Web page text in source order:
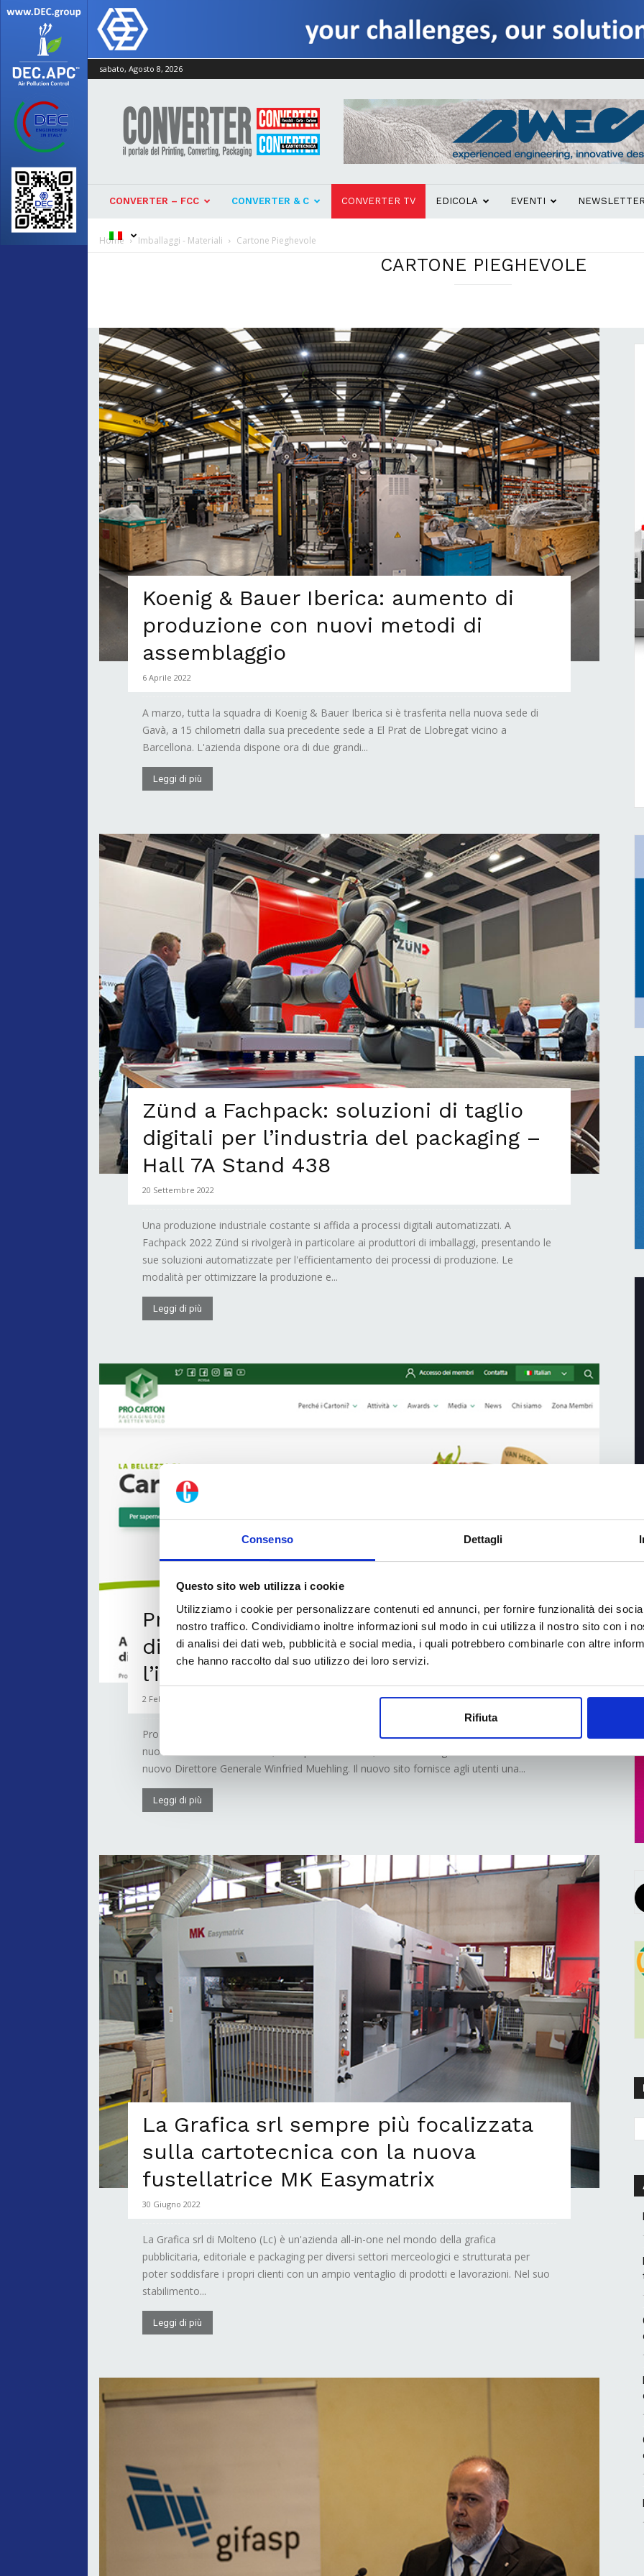
Consenso Dettagli
Questo sito web utilizza i cookie
Utilizziamo i cookie per personalizzare contenuti ed annunci, per fornire funzionalità dei
nostro traffico. Condividiamo inoltre informazioni sul modo in cui utilizza il nostro sito con i
di analisi dei dati web, pubblicità e social media, i quali potrebbero combinarle con altre
che hanno raccolto dal suo utilizzo dei loro servizi.
Rifiuta
sabato, Agosto 8, 2026
Converter
CONVERTER – FCC CONVERTER & C CONVERTER TV EDICOLA EVENTI
Home Imballaggi - Materiali Cartone Pieghevole
CARTONE PIEGHEVOLE
Koenig & Bauer Iberica: aumento di
produzione con nuovi metodi di
assemblaggio
6 Aprile 2022
A marzo, tutta la squadra di Koenig & Bauer Iberica si è trasferita nella nuova sede di
Gavà, a 15 chilometri dalla sua precedente sede a El Prat de Llobregat vicino a
Barcellona. L'azienda dispone ora di due grandi...
Leggi di più
Zünd a Fachpack: soluzioni di taglio
digitali per l’industria del packaging –
Hall 7A Stand 438
20 Settembre 2022
Una produzione industriale costante si affida a processi digitali automatizzati. A
Fachpack 2022 Zünd si rivolgerà in particolare ai produttori di imballaggi, presentando le
sue soluzioni automatizzate per l'efficientamento dei processi di produzione. Le
modalità per ottimizzare la produzione e...
Leggi di più
Pro Carton rinnova il sito web che
diventa il portale di riferimento per
l’industria del packaging
2 Febbraio 2022
Pro Carton, Associazione Europea dei produttori di cartone e cartoncino, ha lanciato la
nuova versione del sito web, www.procarton.com, con la nuova grafica e le direttive del
nuovo Direttore Generale Winfried Muehling. Il nuovo sito fornisce agli utenti una...
Leggi di più
La Grafica srl sempre più focalizzata
sulla cartotecnica con la nuova
fustellatrice MK Easymatrix
30 Giugno 2022
La Grafica srl di Molteno (Lc) è un'azienda all-in-one nel mondo della grafica
pubblicitaria, editoriale e packaging per diversi settori merceologici e strutturata per
poter soddisfare i propri clienti con un ampio ventaglio di prodotti e lavorazioni. Nel suo
stabilimento...
Leggi di più